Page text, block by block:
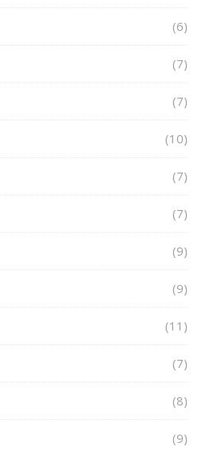
(6)
(7)
(7)
(10)
(7)
(7)
(9)
(9)
(11)
(7)
(8)
(9)